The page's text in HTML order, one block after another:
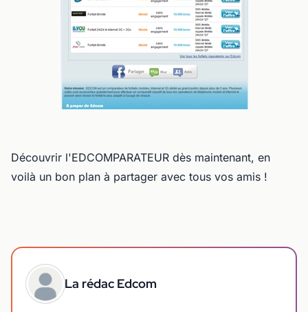
Découvrir l'EDCOMPARATEUR dès maintenant, en
voilà un bon plan à partager avec tous vos amis !
La rédac Edcom